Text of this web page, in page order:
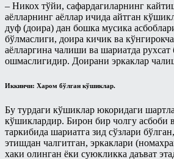
– Никох тўйи, сафардагиларнинг
аёлларнинг аёллар ичида айтган
дуф (доира) дан бошка мусика
бўлмаслиги, доира кичик ва
аёлларгина чалиши ва шариатда рухсат
ошмаслигидир. Доирани эркаклар
Иккинчи: Харом бўлган кўшиклар.
Бу турдаги кўшиклар юкоридаги
кўшиклардир. Бирон бир чолгу асбоби
таркибида шариатга зид сўзлари
этишдан чалгитган, эркаклари
хаки олинган ёки суюкликка даъват